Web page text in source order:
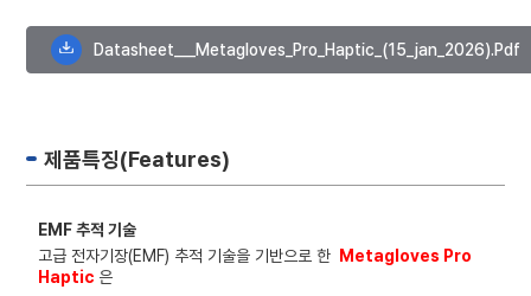
Datasheet___Metagloves_Pro_Haptic_(15_jan_2026).pdf
제품특징(Features)
EMF 추적 기술
고급 전자기장(EMF) 추적 기술을 기반으로 한
Metagloves Pro
Haptic 은